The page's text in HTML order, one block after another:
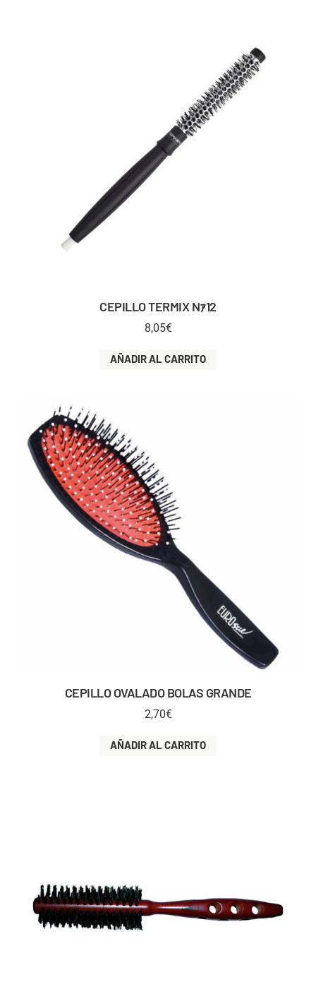
CEPILLO TERMIX Nｧ12
8,05€
AÑADIR AL CARRITO
CEPILLO OVALADO BOLAS GRANDE
2,70€
AÑADIR AL CARRITO